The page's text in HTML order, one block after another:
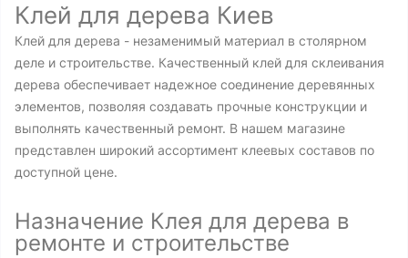
Клей для дерева Киев
Клей для дерева - незаменимый материал в столярном
деле и строительстве. Качественный клей для склеивания
дерева обеспечивает надежное соединение деревянных
элементов, позволяя создавать прочные конструкции и
выполнять качественный ремонт. В нашем магазине
представлен широкий ассортимент клеевых составов по
доступной цене.
Назначение Клея для дерева в
ремонте и строительстве